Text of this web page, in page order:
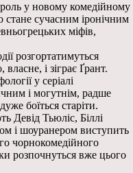
у новому комедійному
сучасним іронічним
міфів,
розгортатимуться
і зіграє Ґрант.
у серіалі
і могутнім, радше
боїться старіти.
Девід Тьюліс, Біллі
і шоуранером виступить
чорнокомедійного
розпочнуться вже цього